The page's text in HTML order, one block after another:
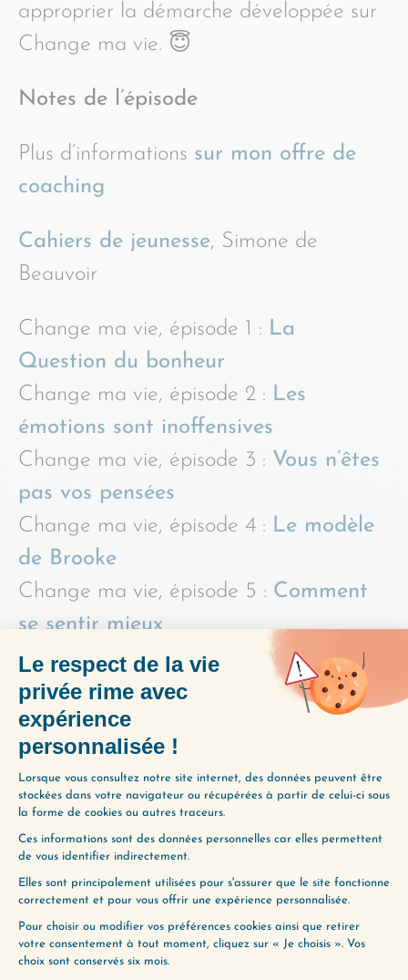
approprier la démarche développée sur
Change ma vie. 😇
Notes de l’épisode
Plus d’informations sur mon offre de
coaching
Cahiers de jeunesse, Simone de
Beauvoir
Change ma vie, épisode 1 : La
Question du bonheur
Change ma vie, épisode 2 : Les
émotions sont inoffensives
Change ma vie, épisode 3 : Vous n’êtes
pas vos pensées
Change ma vie, épisode 4 : Le modèle
de Brooke
Change ma vie, épisode 5 : Comment
se sentir mieux
Change ma vie, épisode 6 :La
méditation, pourquoi oui, pourquoi
non
Change ma vie, épisode 7 :
méditation, idées pour se lancer
Change ma vie, épisode 8 :
L’indépendance émotionnelle
PARTAGER L'ÉPISODE